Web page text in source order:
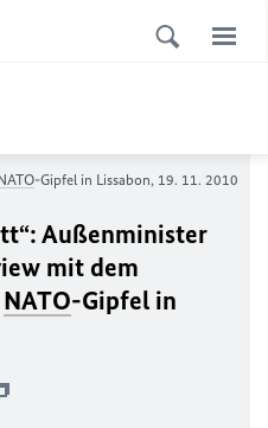
-Gipfel in Lissabon, 19. 11. 2010
Außenminister
mit dem
NATO-Gipfel in